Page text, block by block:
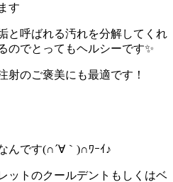
す
と呼ばれる汚れを分解してくれ
のでとってもヘルシーです✨
射のご褒美にも最適です！
んです(∩´∀｀)∩ﾜｰｲ♪
ットのクールデントもしくはベ